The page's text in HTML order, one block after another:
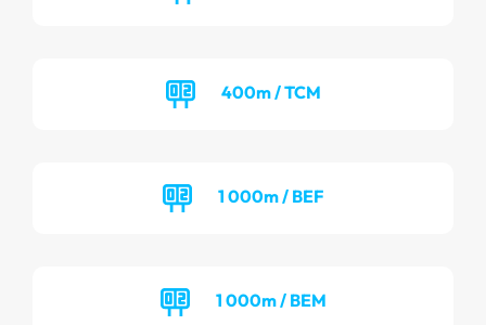
400m / TCM
1 000m / BEF
1 000m / BEM